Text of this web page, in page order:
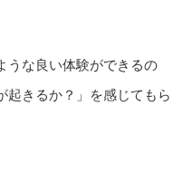
うな良い体験ができるの
起きるか？」を感じてもら